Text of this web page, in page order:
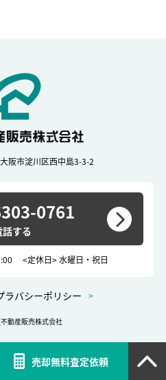
売却無料査定依頼
阪市淀川区西中島3-3-2
0761
<定休日> 水曜日・祝日
ラバシーポリシー
動産販売株式会社